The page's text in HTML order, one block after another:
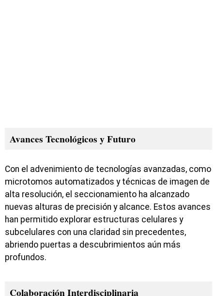
Avances Tecnológicos y Futuro
Con el advenimiento de tecnologías avanzadas, como
microtomos automatizados y técnicas de imagen de
alta resolución, el seccionamiento ha alcanzado
nuevas alturas de precisión y alcance. Estos avances
han permitido explorar estructuras celulares y
subcelulares con una claridad sin precedentes,
abriendo puertas a descubrimientos aún más
profundos.
Colaboración Interdisciplinaria